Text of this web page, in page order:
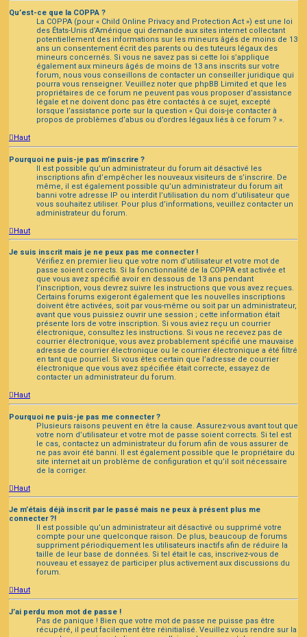
Qu’est-ce que la COPPA ?
La COPPA (pour « Child Online Privacy and Protection Act ») est une loi
des États-Unis d’Amérique qui demande aux sites internet collectant
potentiellement des informations sur les mineurs âgés de moins de 13
ans un consentement écrit des parents ou des tuteurs légaux des
mineurs concernés. Si vous ne savez pas si cette loi s’applique
également aux mineurs âgés de moins de 13 ans inscrits sur votre
forum, nous vous conseillons de contacter un conseiller juridique qui
pourra vous renseigner. Veuillez noter que phpBB Limited et que les
propriétaires de ce forum ne peuvent pas vous proposer d’assistance
légale et ne doivent donc pas être contactés à ce sujet, excepté
lorsque l’assistance porte sur la question « Qui dois-je contacter à
propos de problèmes d’abus ou d’ordres légaux liés à ce forum ? ».
Haut
Pourquoi ne puis-je pas m’inscrire ?
Il est possible qu’un administrateur du forum ait désactivé les
inscriptions afin d’empêcher les nouveaux visiteurs de s’inscrire. De
même, il est également possible qu’un administrateur du forum ait
banni votre adresse IP ou interdit l’utilisation du nom d’utilisateur que
vous souhaitez utiliser. Pour plus d’informations, veuillez contacter un
administrateur du forum.
Haut
Je suis inscrit mais je ne peux pas me connecter !
Vérifiez en premier lieu que votre nom d’utilisateur et votre mot de
passe soient corrects. Si la fonctionnalité de la COPPA est activée et
que vous avez spécifié avoir en dessous de 13 ans pendant
l’inscription, vous devrez suivre les instructions que vous avez reçues.
Certains forums exigeront également que les nouvelles inscriptions
doivent être activées, soit par vous-même ou soit par un administrateur,
avant que vous puissiez ouvrir une session ; cette information était
présente lors de votre inscription. Si vous aviez reçu un courrier
électronique, consultez les instructions. Si vous ne recevez pas de
courrier électronique, vous avez probablement spécifié une mauvaise
adresse de courrier électronique ou le courrier électronique a été filtré
en tant que pourriel. Si vous êtes certain que l’adresse de courrier
électronique que vous avez spécifiée était correcte, essayez de
contacter un administrateur du forum.
Haut
Pourquoi ne puis-je pas me connecter ?
Plusieurs raisons peuvent en être la cause. Assurez-vous avant tout que
votre nom d’utilisateur et votre mot de passe soient corrects. Si tel est
le cas, contactez un administrateur du forum afin de vous assurer de
ne pas avoir été banni. Il est également possible que le propriétaire du
site internet ait un problème de configuration et qu’il soit nécessaire
de la corriger.
Haut
Je m’étais déjà inscrit par le passé mais ne peux à présent plus me
connecter ?!
Il est possible qu’un administrateur ait désactivé ou supprimé votre
compte pour une quelconque raison. De plus, beaucoup de forums
suppriment périodiquement les utilisateurs inactifs afin de réduire la
taille de leur base de données. Si tel était le cas, inscrivez-vous de
nouveau et essayez de participer plus activement aux discussions du
forum.
Haut
J’ai perdu mon mot de passe !
Pas de panique ! Bien que votre mot de passe ne puisse pas être
récupéré, il peut facilement être réinitialisé. Veuillez vous rendre sur la